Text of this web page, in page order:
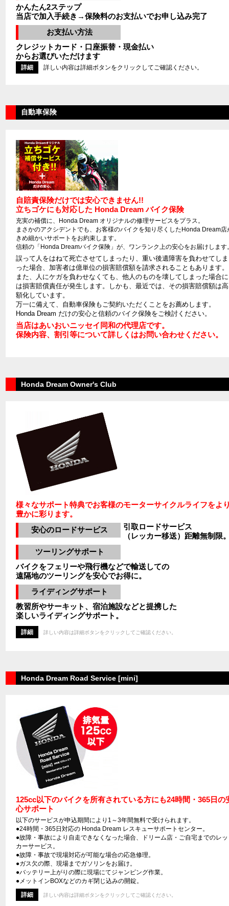
かんたん2ステップ
当店で加入手続き→保険料のお支払いでお申し込み完了
お支払い方法
クレジットカード・口座振替・現金払い
からお選びいただけます
詳細 詳しい内容は詳細ボタンをクリックしてご確認ください。
自動車保険
自賠責保険だけでは安心できません!!
立ちゴケにも対応した Honda Dream バイク保険
充実の補償に、Honda Dream オリジナルの修理サービスをプラス。
まさかのアクシデントでも、お客様のバイクを知り尽くしたHonda Dream店
きめ細かいサポートをお約束します。
信頼の「Honda Dreamバイク保険」が、ワンランク上の安心をお届けします
誤って人をはねて死亡させてしまったり、重い後遺障害を負わせてしま
った場合、加害者は億単位の損害賠償額を請求されることもあります。
また、人にケガを負わせなくても、他人のものを壊してしまった場合に
は損害賠償責任が発生します。しかも、最近では、その損害賠償額は高
額化しています。
万一に備えて、自動車保険もご契約いただくことをお薦めします。
Honda Dream だけの安心と信頼のバイク保険をご検討ください。
当店はあいおいニッセイ同和の代理店です。
保険内容、割引等について詳しくはお問い合わせください。
Honda Dream Owner's Club
様々なサポート特典でお客様のモーターサイクルライフをよ
豊かに彩ります。
安心のロードサービス
引取ロードサービス
（レッカー移送）距離無制限
ツーリングサポート
バイクをフェリーや飛行機などで輸送しての
遠隔地のツーリングを安心でお得に。
ライディングサポート
教習所やサーキット、宿泊施設などと提携した
楽しいライディングサポート。
詳細 詳しい内容は詳細ボタンをクリックしてご確認ください。
Honda Dream Road Service [mini]
125cc以下のバイクを所有されている方にも24時間・365日の
心サポート
以下のサービスが申込期間により1～3年間無料で受けられます。
●24時間・365日対応の Honda Dream レスキューサポートセンター。
●故障・事故により自走できなくなった場合、ドリーム店・ご自宅までのレッ
カーサービス。
●故障・事故で現場対応が可能な場合の応急修理。
●ガス欠の際、現場までガソリンをお届け。
●バッテリー上がりの際に現場にてジャンピング作業。
●メットインBOXなどのカギ閉じ込みの開錠。
詳細
詳しい内容は詳細ボタンをクリックしてご確認ください。